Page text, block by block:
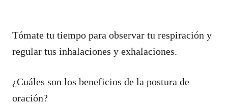
Tómate tu tiempo para observar tu respiración y
regular tus inhalaciones y exhalaciones.
¿Cuáles son los beneficios de la postura de
oración?